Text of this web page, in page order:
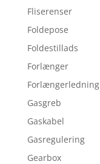
Fliserenser
Foldepose
Foldestillads
Forlænger
Forlængerledning
Gasgreb
Gaskabel
Gasregulering
Gearbox